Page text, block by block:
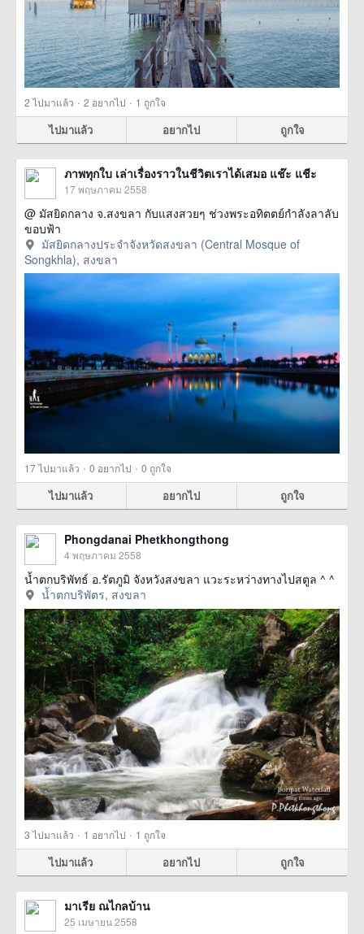
2ไปมาแล้ว · 2 อยากไป · 1 ถูกใจ
ไปมาแล้ว อยากไป ถูกใจ
ภาพทุกใบ เล่าเรื่องราวในชีวิตเราได้เสมอ แช๊ะ แชีะ
17 พฤษภาคม 2558
@ มัสยิดกลาง จ.สงขลา กับแสงสวยๆ ช่วงพระอทิตตย์กำลังลาลับ
ขอบฟ้า
มัสยิดกลางประจำจังหวัดสงขลา (Central Mosque of
Songkhla), สงขลา
17ไปมาแล้ว · 0 อยากไป · 0 ถูกใจ
ไปมาแล้ว อยากไป ถูกใจ
Phongdanai Phetkhongthong
4 พฤษภาคม 2558
น้ำตกบริพัทธ์ อ.รัตภูมิ จังหวังสงขลา แวะระหว่างทางไปสตูล ^ ^
น้ำตกบริพัตร, สงขลา
3ไปมาแล้ว · 1 อยากไป · 1 ถูกใจ
ไปมาแล้ว อยากไป ถูกใจ
มาเรีย ณไกลบ้าน
25 เมษายน 2558